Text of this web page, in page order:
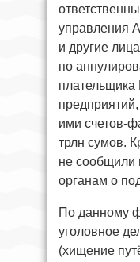
управления
и другие
по
ими счетов-
трлн сумов.
не сообщили
органам о
По данному
уголовное
(хищение